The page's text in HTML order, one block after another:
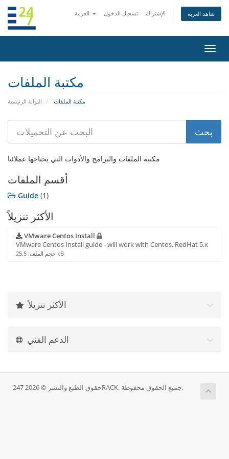
تسجيل الدخول الإشتراك شاهد العربة
تبديل
التنقل
مكتبة الملفات
البوابة الرئيسية مكتبة الملفات
مكتبة الملفات والبرامج والأدوات التي يحتاجها عملائنا
أقسم الملفات
Guide (1)
الأكثر تنزيلاً
VMware Centos Install
VMware Centos Install guide - will work with Centos, RedHat 5.x
حجم الملف: 25.5 kB
الأكثر تنزيلاً
الدعم الفني
حقوق الطبع والنشر © 2026 247RACK. جميع الحقوق محفوظة.